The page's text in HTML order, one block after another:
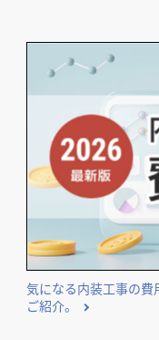
気になる内装工事の
ご紹介。